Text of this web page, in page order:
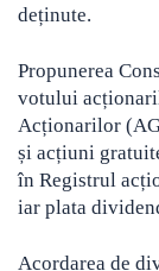
deținute.
Propunerea
votului
Acționarilor
și acțiuni
în Registrul
iar plata
Acordarea de